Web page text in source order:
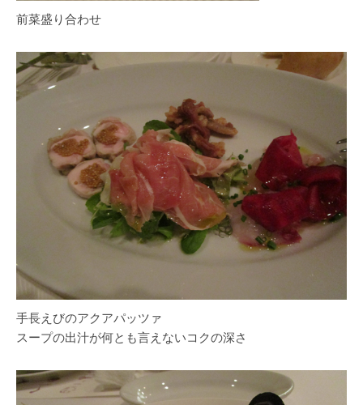
前菜盛り合わせ
手長えびのアクアパッツァ
スープの出汁が何とも言えないコクの深さ